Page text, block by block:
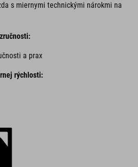
s miernymi technickými nárokmi na
a prax
rýchlosti: